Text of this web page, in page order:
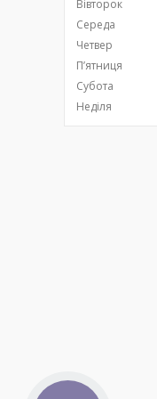
Вівторок
Середа
Четвер
Пʼятниця
Субота
Неділя